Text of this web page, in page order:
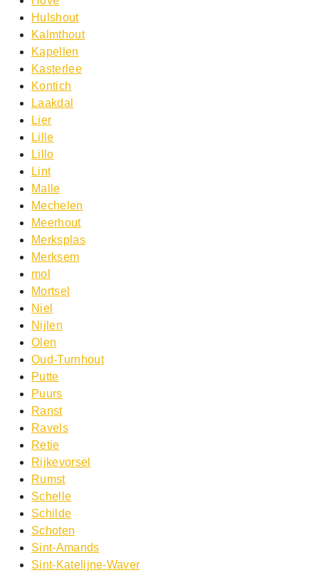
Hulshout
Kalmthout
Kapellen
Kasterlee
Kontich
Laakdal
Lier
Lille
Lillo
Lint
Malle
Mechelen
Meerhout
Merksplas
Merksem
mol
Mortsel
Niel
Nijlen
Olen
Oud-Turnhout
Putte
Puurs
Ranst
Ravels
Retie
Rijkevorsel
Rumst
Schelle
Schilde
Schoten
Sint-Amands
Sint-Katelijne-Waver